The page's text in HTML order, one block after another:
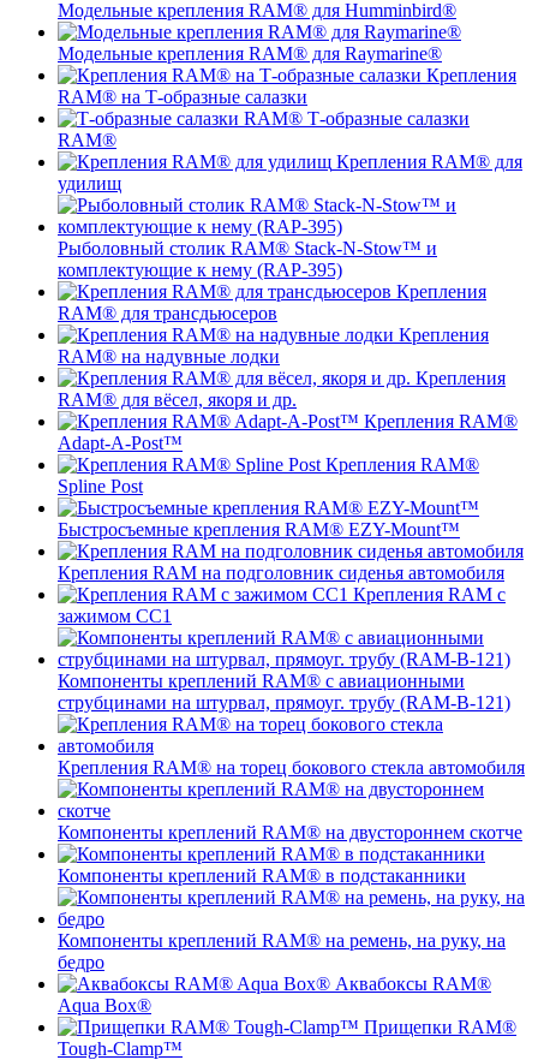
Модельные крепления RAM® для Humminbird®
Модельные крепления RAM® для Raymarine®
Крепления
RAM® на Т-образные салазки
Т-образные салазки
RAM®
Крепления RAM® для
удилищ
Рыболовный столик RAM® Stack-N-Stow™ и
комплектующие к нему (RAP-395)
Крепления
RAM® для трансдьюсеров
Крепления
RAM® на надувные лодки
Крепления
RAM® для вёсел, якоря и др.
Крепления RAM®
Adapt-A-Post™
Крепления RAM®
Spline Post
Быстросъемные крепления RAM® EZY-Mount™
Крепления RAM на подголовник сиденья автомобиля
Крепления RAM с
зажимом СС1
Компоненты креплений RAM® с авиационными
струбцинами на штурвал, прямоуг. трубу (RAM-B-121)
Крепления RAM® на торец бокового стекла автомобиля
Компоненты креплений RAM® на двустороннем скотче
Компоненты креплений RAM® в подстаканники
Компоненты креплений RAM® на ремень, на руку, на
бедро
Аквабоксы RAM®
Aqua Box®
Прищепки RAM®
Tough-Clamp™